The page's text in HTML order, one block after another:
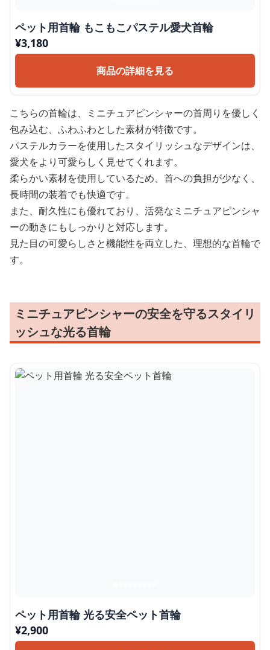
ペット用首輪 もこもこパステル愛犬首輪
¥3,180
商品の詳細を見る
こちらの首輪は、ミニチュアピンシャーの首周りを優しく
包み込む、ふわふわとした素材が特徴です。
パステルカラーを使用したスタイリッシュなデザインは、
愛犬をより可愛らしく見せてくれます。
柔らかい素材を使用しているため、首への負担が少なく、
長時間の装着でも快適です。
また、耐久性にも優れており、活発なミニチュアピンシャ
ーの動きにもしっかりと対応します。
見た目の可愛らしさと機能性を両立した、理想的な首輪で
す。
ミニチュアピンシャーの安全を守るスタイリ
ッシュな光る首輪
ペット用首輪 光る安全ペット首輪
¥2,900